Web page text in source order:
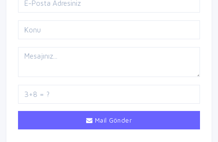
Mail Gönder